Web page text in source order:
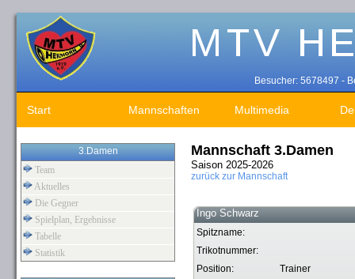
Besucher: 5678497 -
Start Mannschaften Multimedia
3.Damen
Team
Aktuelles
Die Gegner
Spielplan, Ergebnisse
Tabelle
Statistik
Mannschaft 3.Damen
Saison 2025-2026
zurück zur Mannschaft
Ingo Schwarz
Spitzname:
Trikotnummer:
Position:
Trainer